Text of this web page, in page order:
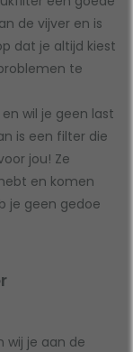
de vijver en is
dat je altijd kiest
te
wil je geen last
is een filter die
jou! Ze
en komen
je geen gedoe
wij je aan de